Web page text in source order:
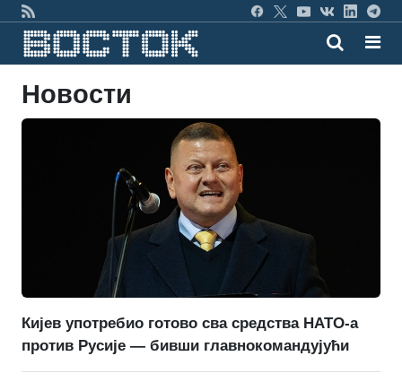
Новости
Кијев употребио готово сва средства НАТО-а
против Русије — бивши главнокомандујући